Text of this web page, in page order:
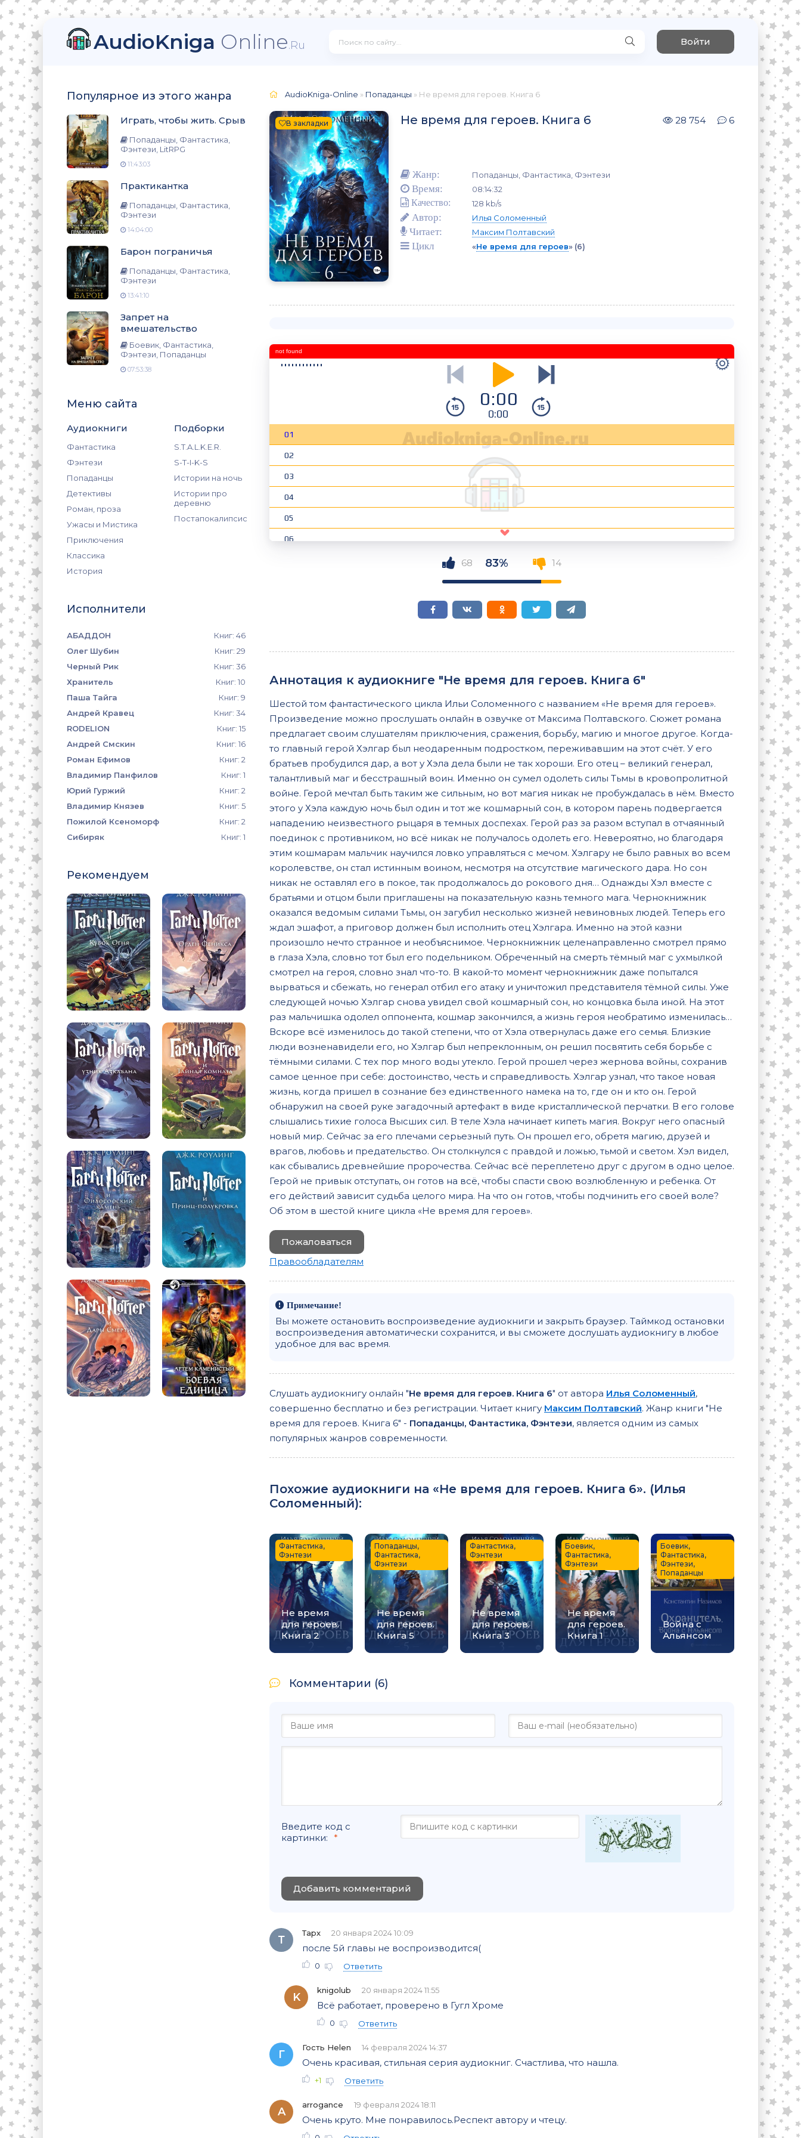
AudioKniga Online.Ru Войти
Популярное из этого жанра
Играть, чтобы жить. Срыв
Попаданцы, Фантастика,
Фэнтези, LitRPG
11:43:03
Практикантка
Попаданцы, Фантастика,
Фэнтези
14:04:00
Барон пограничья
Попаданцы, Фантастика,
Фэнтези
13:41:10
Запрет на
вмешательство
Боевик, Фантастика,
Фэнтези, Попаданцы
07:53:38
Меню сайта
Аудиокниги
Фантастика
Фэнтези
Попаданцы
Детективы
Роман, проза
Ужасы и Мистика
Приключения
Классика
История
Подборки
S.T.A.L.K.E.R.
S-T-I-K-S
Истории на ночь
Истории про
деревню
Постапокалипсис
Исполнители
АБАДДОН
Книг: 46
Олег Шубин
Книг: 29
Черный Рик
Книг: 36
Хранитель
Книг: 10
Паша Тайга
Книг: 9
Андрей Кравец
Книг: 34
RODELION
Книг: 15
Андрей Смскин
Книг: 16
Роман Ефимов
Книг: 2
Владимир Панфилов
Книг: 1
Юрий Гуржий
Книг: 2
Владимир Князев
Книг: 5
Пожилой Ксеноморф
Книг: 2
Сибиряк
Книг: 1
Рекомендуем
AudioKniga-Online » Попаданцы » Не время для героев. Книга 6
В закладки Не время для героев. Книга 6 28 754 6
Жанр: Попаданцы, Фантастика, Фэнтези
Время: 08:14:32
Качество: 128 kb/s
Автор: Илья Соломенный
Читает: Максим Полтавский
Цикл «Не время для героев» (6)
0:00
0:00
01
02
03
04
05
06
13
14
16
17
18
19
21
22
not found
68 83% 14
Аннотация к аудиокниге "Не время для героев. Книга 6"
Шестой том фантастического цикла Ильи Соломенного с названием «Не время для героев».
Произведение можно прослушать онлайн в озвучке от Максима Полтавского. Сюжет романа
предлагает своим слушателям приключения, сражения, борьбу, магию и многое другое. Когда-
то главный герой Хэлгар был неодаренным подростком, переживавшим на этот счёт. У его
братьев пробудился дар, а вот у Хэла дела были не так хороши. Его отец – великий генерал,
талантливый маг и бесстрашный воин. Именно он сумел одолеть силы Тьмы в кровопролитной
войне. Герой мечтал быть таким же сильным, но вот магия никак не пробуждалась в нём. Вместо
этого у Хэла каждую ночь был один и тот же кошмарный сон, в котором парень подвергается
нападению неизвестного рыцаря в темных доспехах. Герой раз за разом вступал в отчаянный
поединок с противником, но всё никак не получалось одолеть его. Невероятно, но благодаря
этим кошмарам мальчик научился ловко управляться с мечом. Хэлгару не было равных во всем
королевстве, он стал истинным воином, несмотря на отсутствие магического дара. Но сон
никак не оставлял его в покое, так продолжалось до рокового дня… Однажды Хэл вместе с
братьями и отцом были приглашены на показательную казнь темного мага. Чернокнижник
оказался ведомым силами Тьмы, он загубил несколько жизней невиновных людей. Теперь его
ждал эшафот, а приговор должен был исполнить отец Хэлгара. Именно на этой казни
произошло нечто странное и необъяснимое. Чернокнижник целенаправленно смотрел прямо
в глаза Хэла, словно тот был его подельником. Обреченный на смерть тёмный маг с ухмылкой
смотрел на героя, словно знал что-то. В какой-то момент чернокнижник даже попытался
вырваться и сбежать, но генерал отбил его атаку и уничтожил представителя тёмной силы. Уже
следующей ночью Хэлгар снова увидел свой кошмарный сон, но концовка была иной. На этот
раз мальчишка одолел оппонента, кошмар закончился, а жизнь героя необратимо изменилась…
Вскоре всё изменилось до такой степени, что от Хэла отвернулась даже его семья. Близкие
люди возненавидели его, но Хэлгар был непреклонным, он решил посвятить себя борьбе с
тёмными силами. С тех пор много воды утекло. Герой прошел через жернова войны, сохранив
самое ценное при себе: достоинство, честь и справедливость. Хэлгар узнал, что такое новая
жизнь, когда пришел в сознание без единственного намека на то, где он и кто он. Герой
обнаружил на своей руке загадочный артефакт в виде кристаллической перчатки. В его голове
слышались тихие голоса Высших сил. В теле Хэла начинает кипеть магия. Вокруг него опасный
новый мир. Сейчас за его плечами серьезный путь. Он прошел его, обретя магию, друзей и
врагов, любовь и предательство. Он столкнулся с правдой и ложью, тьмой и светом. Хэл видел,
как сбывались древнейшие пророчества. Сейчас всё переплетено друг с другом в одно целое.
Герой не привык отступать, он готов на всё, чтобы спасти свою возлюбленную и ребенка. От
его действий зависит судьба целого мира. На что он готов, чтобы подчинить его своей воле?
Об этом в шестой книге цикла «Не время для героев».
Пожаловаться
Правообладателям
Примечание!
Вы можете остановить воспроизведение аудиокниги и закрыть браузер. Таймкод остановки
воспроизведения автоматически сохранится, и вы сможете дослушать аудиокнигу в любое
удобное для вас время.
Слушать аудиокнигу онлайн "Не время для героев. Книга 6" от автора Илья Соломенный,
совершенно бесплатно и без регистрации. Читает книгу Максим Полтавский. Жанр книги "Не
время для героев. Книга 6" - Попаданцы, Фантастика, Фэнтези, является одним из самых
популярных жанров современности.
Похожие аудиокниги на «Не время для героев. Книга 6». (Илья
Соломенный):
Не время
для героев.
Книга 2
Фантастика,
Фэнтези
Не время
для героев.
Книга 5
Попаданцы,
Фантастика,
Фэнтези
Не время
для героев.
Книга 3
Фантастика,
Фэнтези
Не время
для героев.
Книга 1
Боевик,
Фантастика,
Фэнтези
Война с
Альянсом
Боевик,
Фантастика,
Фэнтези,
Попаданцы
Комментарии (6)
Введите код с
картинки:
Добавить комментарий
Т
Тарх 20 января 2024 10:09
после 5й главы не воспроизводится(
0 Ответить
K
knigolub 20 января 2024 11:55
Всё работает, проверено в Гугл Хроме
0 Ответить
Г
Гость Helen 14 февраля 2024 14:37
Очень красивая, стильная серия аудиокниг. Счастлива, что нашла.
+1 Ответить
A
arrogance 19 февраля 2024 18:11
Очень круто. Мне понравилось.Респект автору и чтецу.
LitRPG
Попаданцы